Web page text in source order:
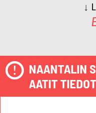
↓
NAANTALIN
AATIT